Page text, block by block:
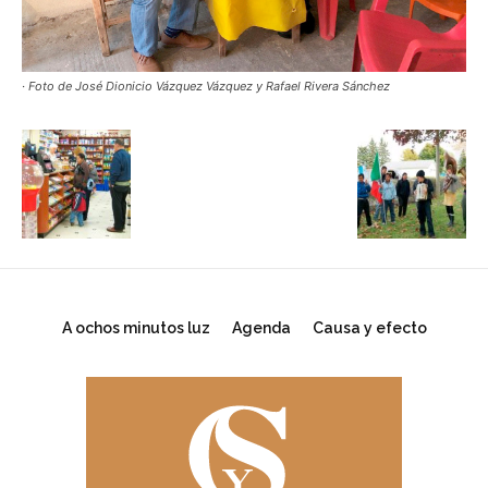
· Foto de José Dionicio Vázquez Vázquez y Rafael Rivera Sánchez
A ochos minutos luz Agenda Causa y efecto